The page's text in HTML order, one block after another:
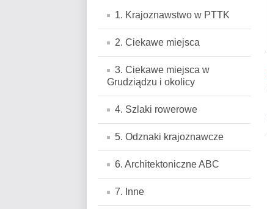
1. Krajoznawstwo w PTTK
2. Ciekawe miejsca
3. Ciekawe miejsca w
Grudziądzu i okolicy
4. Szlaki rowerowe
5. Odznaki krajoznawcze
6. Architektoniczne ABC
7. Inne